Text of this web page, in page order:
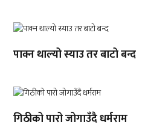
पाक्न थाल्यो स्याउ तर बाटो बन्द
गिठीको पारो जोगाउँदै धर्मराम